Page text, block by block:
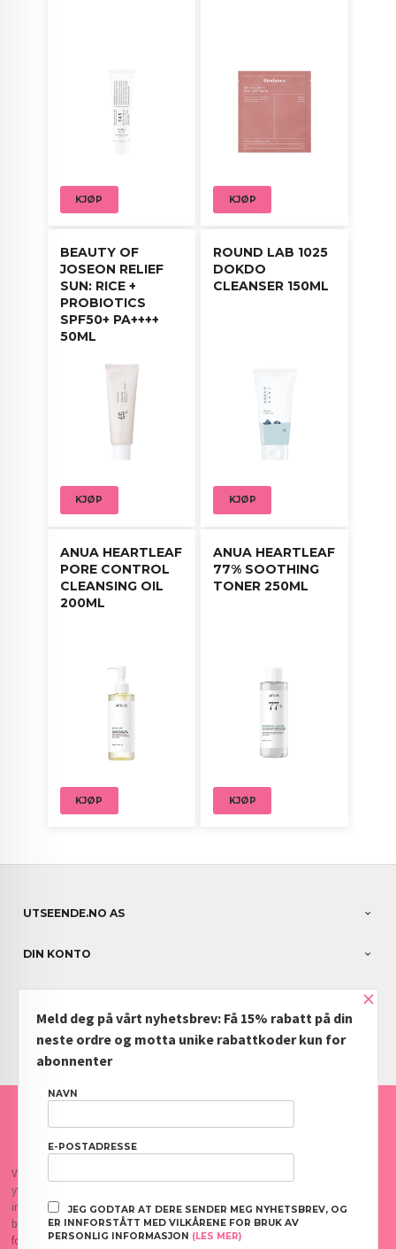
Skyll grundig med lunkent vann.
Bruk 2–3 ganger i uken for best resultat.
Gir ren, frisk og glødende hud – uten irritasjon.
KJØP KJØP
BEAUTY OF
JOSEON RELIEF
SUN: RICE +
PROBIOTICS
SPF50+ PA++++
50ML
KJØP
ROUND LAB 1025
DOKDO
CLEANSER 150ML
KJØP
ANUA HEARTLEAF
PORE CONTROL
CLEANSING OIL
200ML
KJØP
ANUA HEARTLEAF
77% SOOTHING
TONER 250ML
KJØP
UTSEENDE.NO AS
DIN KONTO
NYHETSBREV
PARTNERE
FRAKT KJØPSBETINGELSER SIKKERHET OG PERSONVERN
Vår nettbutikk bruker cookies slik at du får en bedre kjøpsopplevelse og vi kan
yte deg bedre service. Vi bruker cookies hovedsaklig til å lagre
innloggingsdetaljer og huske hva du har puttet i handlekurven din. Fortsett å
bruke siden som normalt om du godtar dette.Les merellerendre innstillinger
for cookies.
×
Meld deg på vårt nyhetsbrev: Få 15% rabatt på din
neste ordre og motta unike rabattkoder kun for
abonnenter
NAVN
E-POSTADRESSE
JEG GODTAR AT DERE SENDER MEG NYHETSBREV, OG
ER INNFORSTÅTT MED VILKÅRENE FOR BRUK AV
PERSONLIG INFORMASJON (LES MER)